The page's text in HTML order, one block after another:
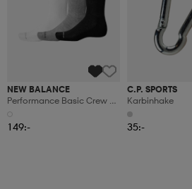
NEW BALANCE
Performance Basic Crew 3
149:-
C.P. SPORTS
Karbinhake
35:-